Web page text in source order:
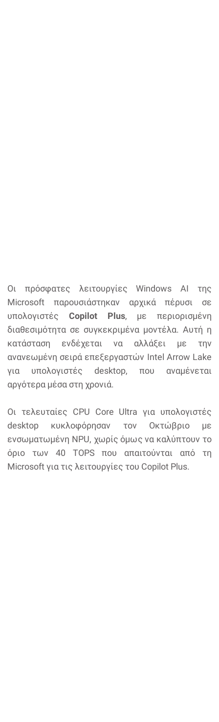
Οι πρόσφατες λειτουργίες Windows AI της
Microsoft παρουσιάστηκαν αρχικά πέρυσι σε
υπολογιστές Copilot Plus, με περιορισμένη
διαθεσιμότητα σε συγκεκριμένα μοντέλα. Αυτή η
κατάσταση ενδέχεται να αλλάξει με την
ανανεωμένη σειρά επεξεργαστών Intel Arrow Lake
για υπολογιστές desktop, που αναμένεται
αργότερα μέσα στη χρονιά.
Οι τελευταίες CPU Core Ultra για υπολογιστές
desktop κυκλοφόρησαν τον Οκτώβριο με
ενσωματωμένη NPU, χωρίς όμως να καλύπτουν το
όριο των 40 TOPS που απαιτούνται από τη
Microsoft για τις λειτουργίες του Copilot Plus.